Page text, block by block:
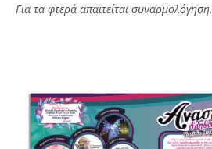
Για τα φτερά απαιτείται συναρμολόγηση.